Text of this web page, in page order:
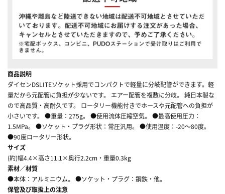
商品説明
ダイセンDSLITEソケット採用でコンパクトで軽量に分岐配管ができます。軽
量だから元配管に負担が少ないです。 エアー配管を複数に分岐。 純日本製な
ので高品質・高耐久です。 ロータリー機能付きでホースや元配管への負担が
小さいです。 ●重量：275g。 ●使用流体圧縮空気。 ●最高使用圧力：
1.5MPa。 ●ソケット・プラグ形状：常圧汎用。 ●使用温度：-20～80度。
●90度ロータリー形状。
サイズ
(約)幅4.4×高さ11.1×奥行2.2cm・重量0.3kg
素材／材質
●本体：アルミニウム。 ●ソケット・プラグ：鋼鉄・他。
保管及び取扱上の注意